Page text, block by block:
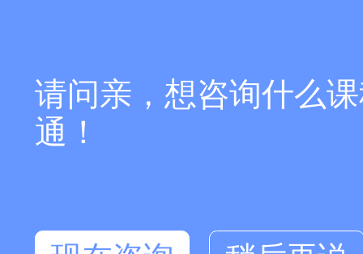
请问亲，想咨询什么
通！